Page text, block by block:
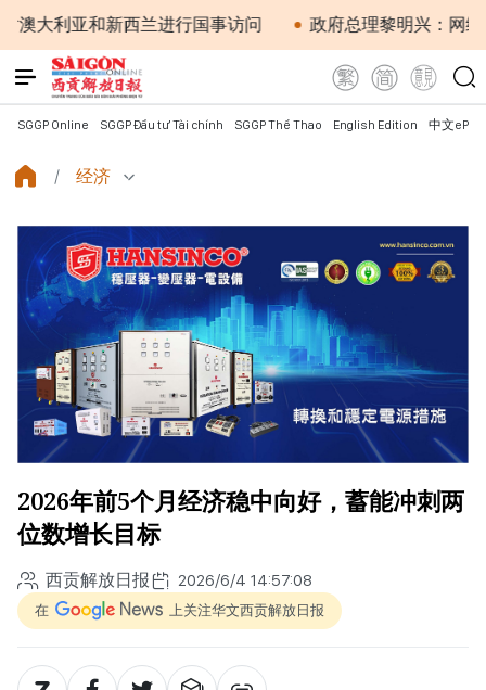
新西兰进行国事访问 政府总理黎明兴：网络安全必须
SGGP Online SGGP Đầu tư Tài chính SGGP Thể Thao English Edition 中文
经济
2026年前5个月经济稳中向好，蓄能冲刺两
位数增长目标
西贡解放日报 2026/6/4 14:57:08
在 上关注华文西贡解放日报